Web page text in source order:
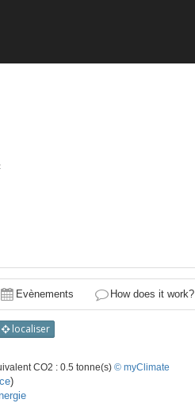
Evènements How does it work?
localiser
CO2 : 0.5 tonne(s) © myClimate
)